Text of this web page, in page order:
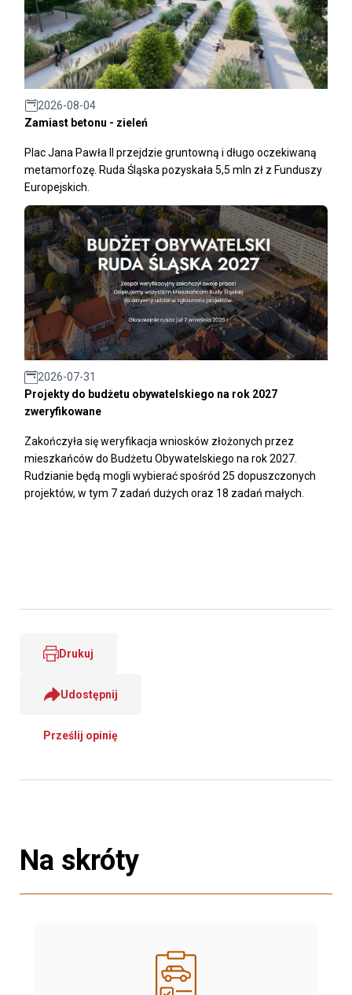
2026-08-04
Zamiast betonu - zieleń
Plac Jana Pawła II przejdzie gruntowną i długo oczekiwaną
metamorfozę. Ruda Śląska pozyskała 5,5 mln zł z Funduszy
Europejskich.
2026-07-31
Projekty do budżetu obywatelskiego na rok 2027
zweryfikowane
Zakończyła się weryfikacja wniosków złożonych przez
mieszkańców do Budżetu Obywatelskiego na rok 2027.
Rudzianie będą mogli wybierać spośród 25 dopuszczonych
projektów, w tym 7 zadań dużych oraz 18 zadań małych.
Drukuj
Udostępnij
Prześlij opinię
Na skróty